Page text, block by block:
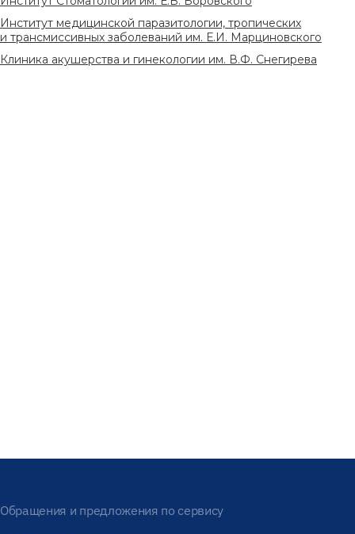
Институт медицинской паразитологии, тропических
и трансмиссивных заболеваний им. Е.И. Марциновского
Клиника акушерства и гинекологии им. В.Ф. Снегирева
Обращения и предложения по сервису